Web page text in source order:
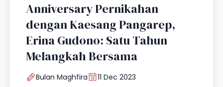
Anniversary Pernikahan
dengan Kaesang Pangarep,
Erina Gudono: Satu Tahun
Melangkah Bersama
Bulan Maghfira 11 Dec 2023